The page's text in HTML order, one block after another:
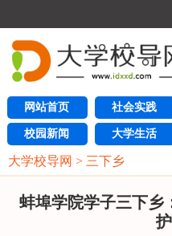
网站首页 社会实践
校园新闻 大学生活
大学校导网 > 三下乡
蚌埠学院学子三下乡